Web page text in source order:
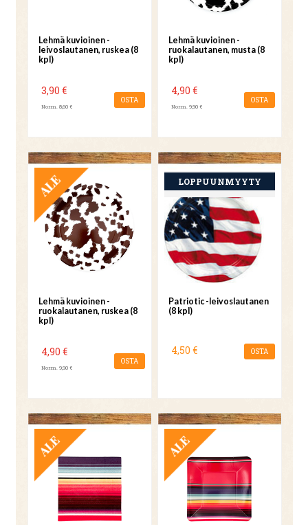
Lehmä kuvioinen -
leivoslautanen, ruskea (8
kpl)
3,90 €
Norm. 8,60 €
OSTA
Lehmä kuvioinen -
ruokalautanen, musta (8
kpl)
4,90 €
Norm. 9,90 €
OSTA
TARJOUS
Lehmä kuvioinen -
ruokalautanen, ruskea (8
kpl)
4,90 €
Norm. 9,90 €
OSTA
Patriotic -leivoslautanen
(8 kpl)
4,50 € OSTA
TARJOUS TARJOUS